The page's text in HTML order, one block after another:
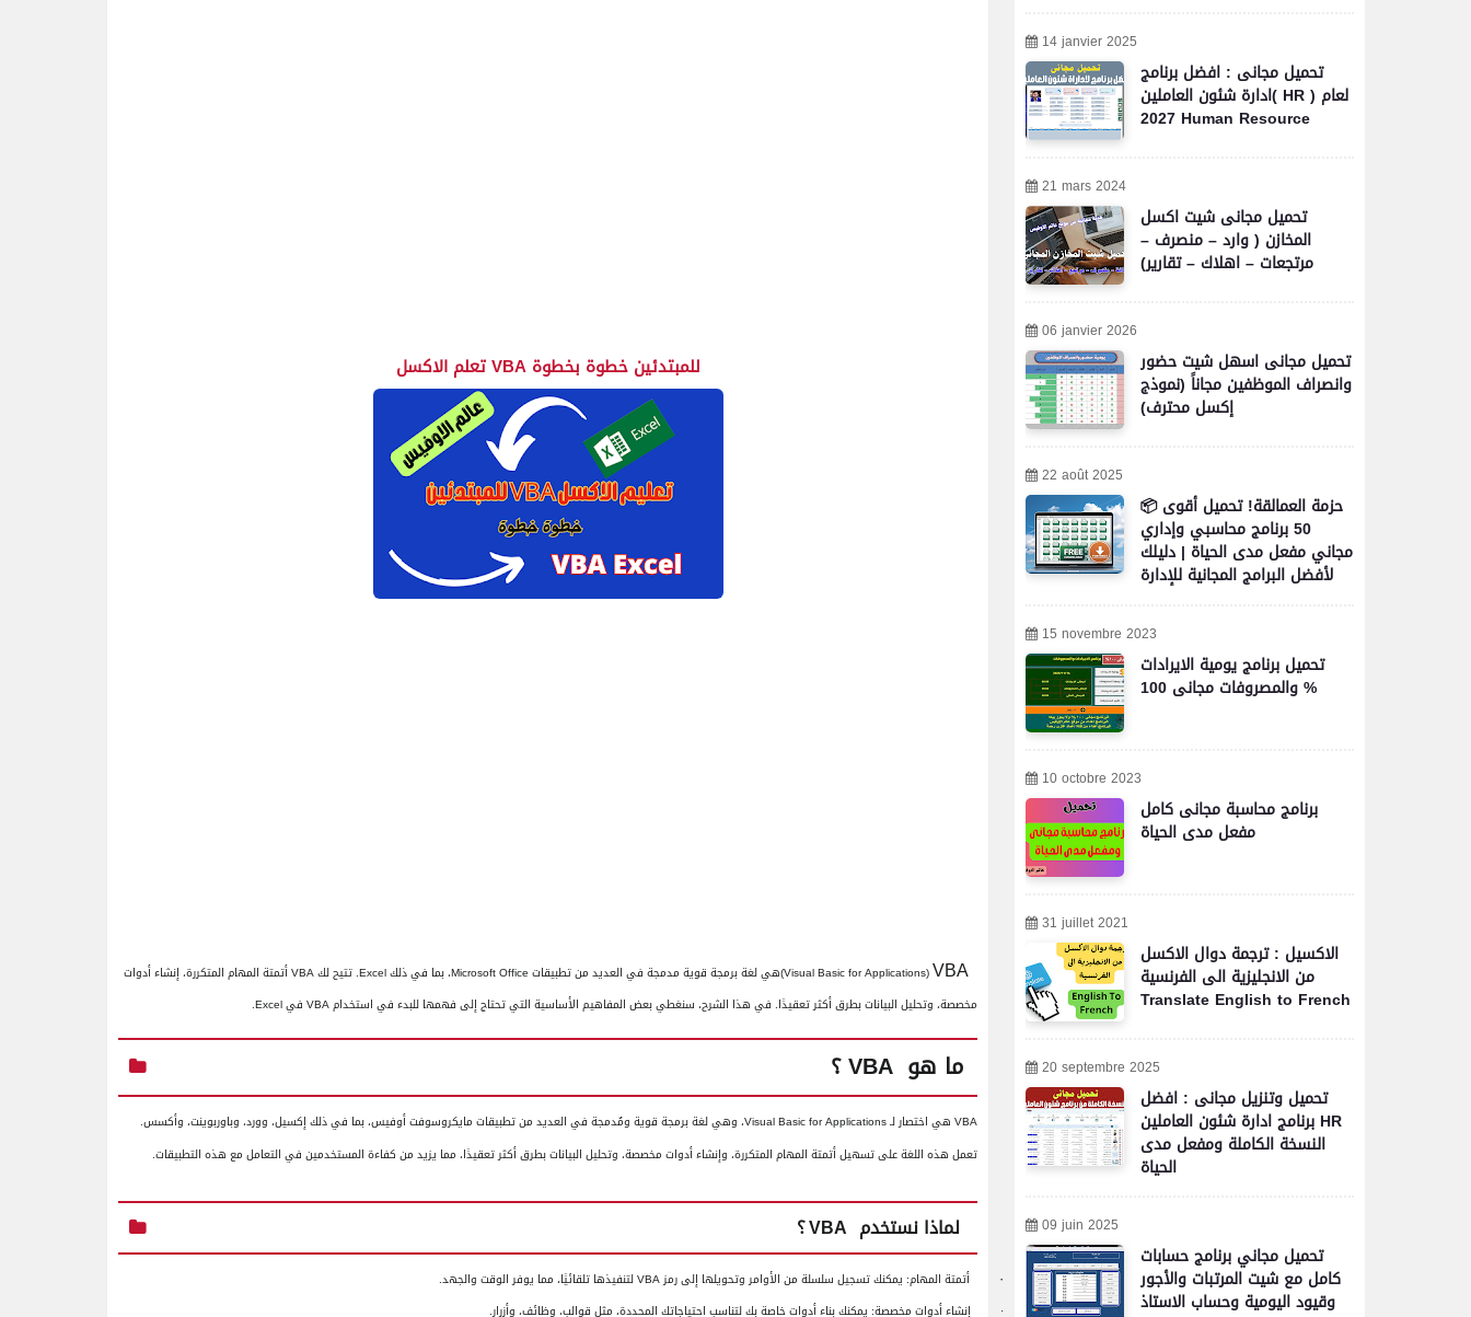
تعلم الاكسل VBA للمبتدئين خطوة بخطوة
VBA
(
Visual Basic for Applications)هي لغة برمجة قوية مدمجة في العديد من تطبيقات Microsoft Office، بما في ذلكExcel. تتيح لكVBAأتمتة المهام المتكررة، إنشاء أدوات
مخصصة، وتحليل البيانات بطرق أكثر تعقيدًا. في هذا الشرح، سنغطي بعض المفاهيم الأساسية التي تحتاج إلى فهمها للبدء في استخدامVBA فيExcel
.
ما هو VBA؟
VBA هي اختصار لـVisual Basic for Applications، وهي لغة برمجة قوية ومُدمجة في العديد من تطبيقات مايكروسوفت أوفيس، بما في ذلك إكسيل، وورد، وباوربوينت، وأكسس.
تعمل هذه اللغة على تسهيل أتمتة المهام المتكررة، وإنشاء أدوات مخصصة، وتحليل البيانات بطرق أكثر تعقيدًا، مما يزيد من كفاءة المستخدمين في التعامل مع هذه التطبيقات.
لماذا نستخدم VBA؟
· أتمتة المهام: يمكنك تسجيل سلسلة من الأوامر وتحويلها إلى رمزVBAلتنفيذها تلقائيًا، مما يوفر الوقت والجهد.
·
إنشاء أدوات مخصصة: يمكنك بناء أدوات خاصة بك لتناسب احتياجاتك المحددة، مثل قوالب، وظائف، وأزرار.
14 janvier 2025
تحميل مجانى : افضل برنامج
ادارة شئون العاملين( HR ) لعام
2027 Human Resource
21 mars 2024
تحميل مجانى شيت اكسل
المخازن ( وارد – منصرف –
مرتجعات – اهلاك – تقارير)
06 janvier 2026
تحميل مجانى اسهل شيت حضور
وانصراف الموظفين مجاناً (نموذج
إكسل محترف)
22 août 2025
📦 حزمة العمالقة! تحميل أقوى
50 برنامج محاسبي وإداري
مجاني مفعل مدى الحياة | دليلك
لأفضل البرامج المجانية للإدارة
15 novembre 2023
تحميل برنامج يومية الايرادات
والمصروفات مجانى 100 %
10 octobre 2023
برنامج محاسبة مجانى كامل
مفعل مدى الحياة
31 juillet 2021
الاكسيل : ترجمة دوال الاكسل
من الانجليزية الى الفرنسية
Translate English to French
20 septembre 2025
تحميل وتنزيل مجانى : افضل
برنامج ادارة شئون العاملين HR
النسخة الكاملة ومفعل مدى
الحياة
09 juin 2025
تحميل مجاني برنامج حسابات
كامل مع شيت المرتبات والأجور
وقيود اليومية وحساب الاستاذ